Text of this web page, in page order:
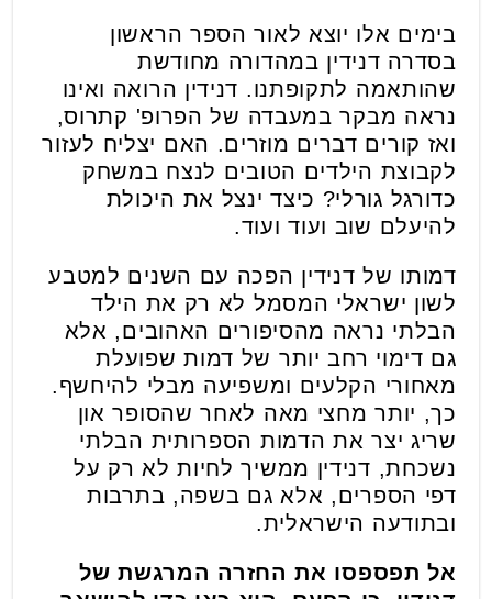
בימים אלו יוצא לאור הספר הראשון
בסדרה דנידין במהדורה מחודשת
שהותאמה לתקופתנו. דנידין הרואה ואינו
נראה מבקר במעבדה של הפרופ' קתרוס,
ואז קורים דברים מוזרים. האם יצליח לעזור
לקבוצת הילדים הטובים לנצח במשחק
כדורגל גורלי? כיצד ינצל את היכולת
להיעלם שוב ועוד ועוד.
דמותו של דנידין הפכה עם השנים למטבע
לשון ישראלי המסמל לא רק את הילד
הבלתי נראה מהסיפורים האהובים, אלא
גם דימוי רחב יותר של דמות שפועלת
מאחורי הקלעים ומשפיעה מבלי להיחשף.
כך, יותר מחצי מאה לאחר שהסופר און
שריג יצר את הדמות הספרותית הבלתי
נשכחת, דנידין ממשיך לחיות לא רק על
דפי הספרים, אלא גם בשפה, בתרבות
ובתודעה הישראלית.
אל תפספסו את החזרה המרגשת של